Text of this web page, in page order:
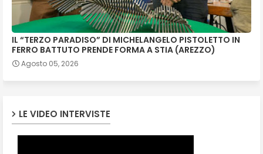
IL “TERZO PARADISO” DI MICHELANGELO PISTOLETTO IN
FERRO BATTUTO PRENDE FORMA A STIA (AREZZO)
Agosto 05, 2026
LE VIDEO INTERVISTE